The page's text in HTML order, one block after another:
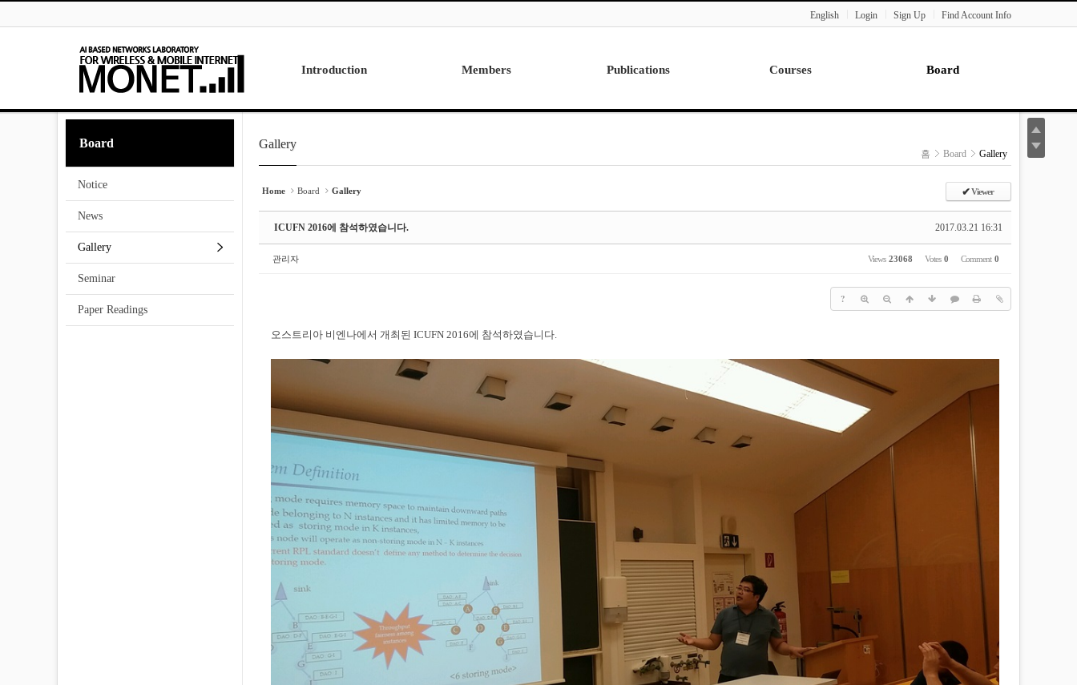
English
Login Sign Up Find Account Info
Introduction
Research
Contact Us
Members
Alumni
Publications Courses Board
Paper Readings
Board
Notice
News
Gallery
Seminar
Paper Readings
Gallery
홈 Board Gallery
Home Board Gallery ✔ Viewer
2017.03.21 16:31
ICUFN 2016에 참석하였습니다.
관리자 Views 23068 Votes 0 Comment 0
?
오스트리아 비엔나에서 개최된 ICUFN 2016에 참석하였습니다.
Sketchbook5, 스케치북5
Sketchbook5, 스케치북5
Sketchbook5, 스케치북5
Sketchbook5, 스케치북5